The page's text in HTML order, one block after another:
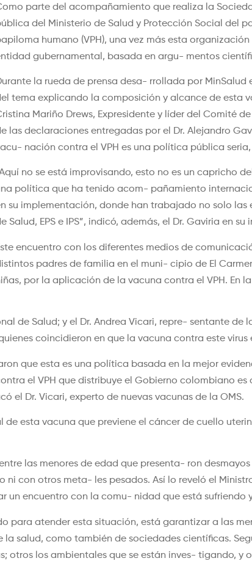
parte del acompañamiento que realiza la
del Ministerio de Salud y Protección Social del
humano (VPH), una vez más esta
gubernamental, basada en argu- mentos
la rueda de prensa desa- rrollada por
tema explicando la composición y alcance de esta
Mariño Drews, Expresidente y líder del Comité
las declaraciones entregadas por el Dr. Alejandro
nación contra el VPH es una política pública
no se está improvisando, esto no es un capricho
política que ha tenido acom- pañamiento
su implementación, donde han trabajado no solo
Salud, EPS e IPS”, indicó, además, el Dr. Gaviria en su
encuentro con los diferentes medios de
padres de familia en el muni- cipio de El
por la aplicación de la vacuna contra el VPH. En
de Salud; y el Dr. Andrea Vicari, repre- sentante de
coincidieron en que la vacuna contra este
que esta es una política basada en la mejor
el VPH que distribuye el Gobierno colombiano
el Dr. Vicari, experto de nuevas vacunas de la OMS.
esta vacuna que previene el cáncer de cuello
las menores de edad que presenta- ron
con otros meta- les pesados. Así lo reveló el
un encuentro con la comu- nidad que está
para atender esta situación, está garantizar a las
salud, como también de sociedades científicas.
otros los ambientales que se están inves- tigando, y